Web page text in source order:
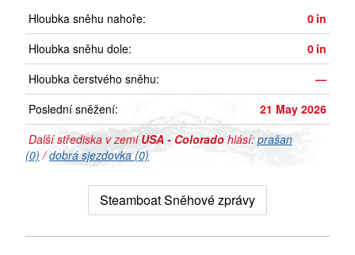
Hloubka sněhu nahoře: 0 in
Hloubka sněhu dole:
0 in
Hloubka čerstvého sněhu:
—
Poslední sněžení:
21 May 2026
Další střediska v zemi USA - Colorado hlásí: prašan
(0) /dobrá sjezdovka (0)
Steamboat Sněhové zprávy